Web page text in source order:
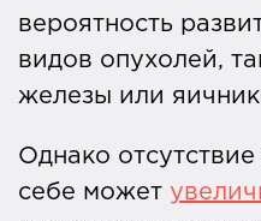
вероятность
видов опухолей,
железы или
Однако
себе может